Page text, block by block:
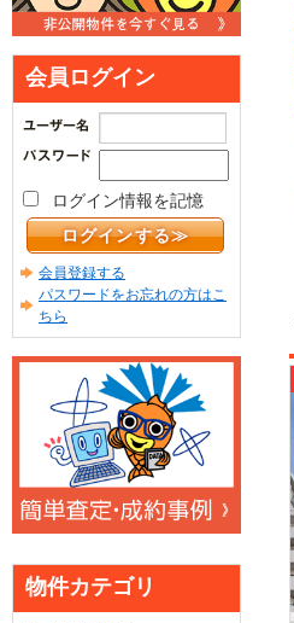
会員ログイン
ログイン情報を記憶
会員登録する
パスワードをお忘れの方はこ
ちら
物件カテゴリ